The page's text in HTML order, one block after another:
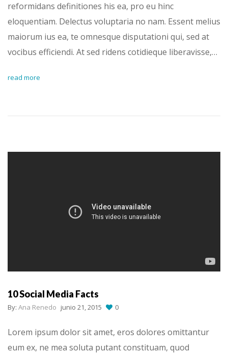
reformidans definitiones his ea, pro eu hinc
eloquentiam. Delectus voluptaria no nam. Essent melius
maiorum ius ea, te omnesque disputationi qui, sed at
vocibus efficiendi. At sed ridens cotidieque liberavisse,…
read more
10 Social Media Facts
By: Ana Renedo junio 21, 2015 0
Lorem ipsum dolor sit amet, eros dolores omittantur
eum ex, ne mea soluta putant constituam, quod